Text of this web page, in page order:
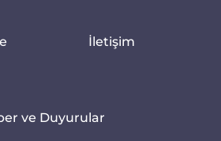
İletişim
ve Duyurular